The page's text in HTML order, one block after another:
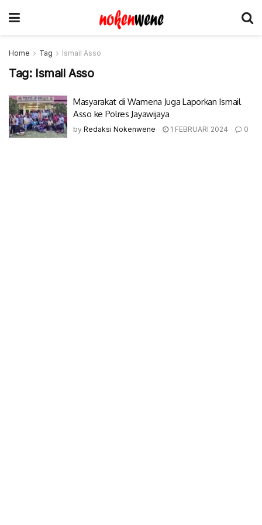
Home Tag Ismail Asso
Tag: Ismail Asso
Masyarakat di Wamena Juga Laporkan Ismail
Asso ke Polres Jayawijaya
by Redaksi Nokenwene 1 FEBRUARI 2024 0